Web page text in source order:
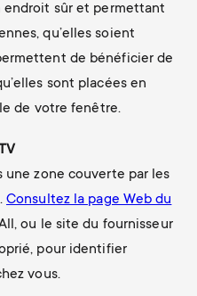
endroit sûr et permettant
qu’elles soient
de bénéficier de
sont placées en
de votre fenêtre.
une zone couverte par les
Consultez la page Web du
ou le site du fournisseur
pour identifier
vous.